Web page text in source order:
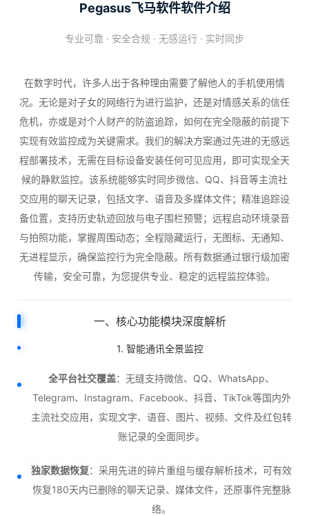
Pegasus飞马软件软件介绍
专业可靠 · 安全合规 · 无感运行 · 实时同步
在数字时代，许多人出于各种理由需要了解他人的手机使用情
况。无论是对子女的网络行为进行监护，还是对情感关系的信任
危机，亦或是对个人财产的防盗追踪，如何在完全隐蔽的前提下
实现有效监控成为关键需求。我们的解决方案通过先进的无感远
程部署技术，无需在目标设备安装任何可见应用，即可实现全天
候的静默监控。该系统能够实时同步微信、QQ、抖音等主流社
交应用的聊天记录，包括文字、语音及多媒体文件；精准追踪设
备位置，支持历史轨迹回放与电子围栏预警；远程启动环境录音
与拍照功能，掌握周围动态；全程隐藏运行，无图标、无通知、
无进程显示，确保监控行为完全隐蔽。所有数据通过银行级加密
传输，安全可靠，为您提供专业、稳定的远程监控体验。
一、核心功能模块深度解析
1. 智能通讯全景监控
全平台社交覆盖：无缝支持微信、QQ、WhatsApp、
Telegram、Instagram、Facebook、抖音、TikTok等国内外
主流社交应用，实现文字、语音、图片、视频、文件及红包转
账记录的全面同步。
独家数据恢复：采用先进的碎片重组与缓存解析技术，可有效
恢复180天内已删除的聊天记录、媒体文件，还原事件完整脉
络。